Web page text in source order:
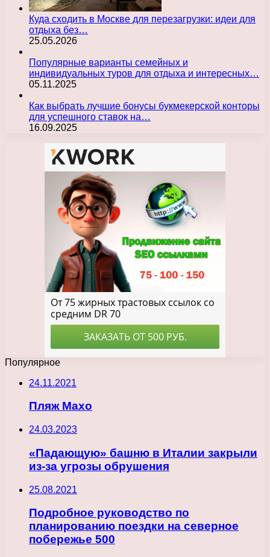
Куда сходить в Москве для перезагрузки: идеи для
отдыха без…
25.05.2026
Популярные варианты семейных и
индивидуальных туров для отдыха и интересных…
05.11.2025
Как выбрать лучшие бонусы букмекерской конторы
для успешного ставок на…
16.09.2025
Популярное
24.11.2021
Пляж Махо
24.03.2023
«Падающую» башню в Италии закрыли
из-за угрозы обрушения
25.08.2021
Подробное руководство по
планированию поездки на северное
побережье 500